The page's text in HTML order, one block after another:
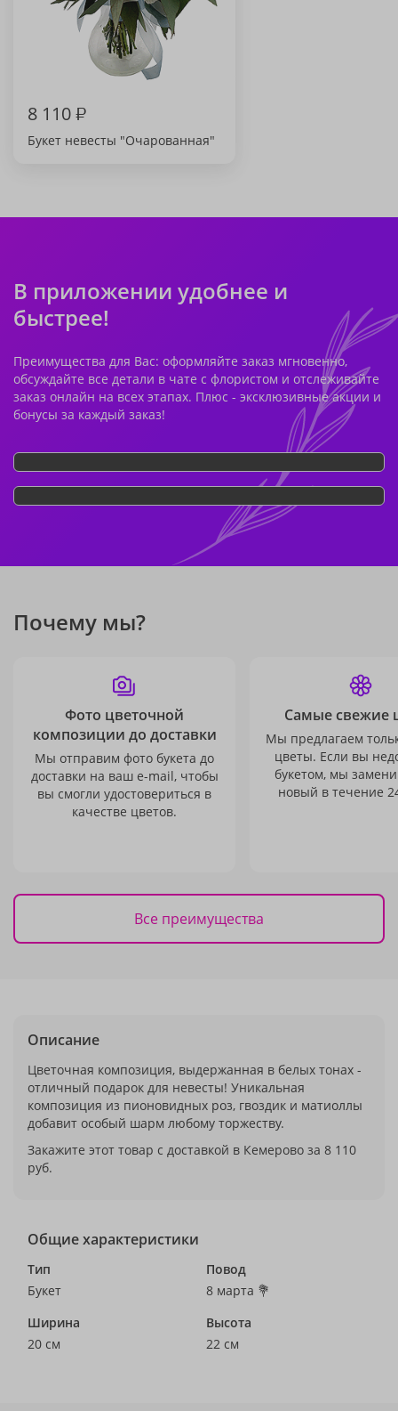
8 110₽
Букет невесты "Очарованная"
В приложении удобнее и
быстрее!
Преимущества для Вас: оформляйте заказ мгновенно,
обсуждайте все детали в чате с флористом и отслеживайте
заказ онлайн на всех этапах. Плюс - эксклюзивные акции и
бонусы за каждый заказ!
Почему мы?
Фото цветочной
композиции до доставки
Мы отправим фото букета до
доставки на ваш e-mail, чтобы
вы смогли удостовериться в
качестве цветов.
Самые свежие
Мы предлагаем
цветы. Если вы
букетом, мы
новый в течение
Все преимущества
Описание
Цветочная композиция, выдержанная в белых тонах -
отличный подарок для невесты! Уникальная
композиция из пионовидных роз, гвоздик и матиоллы
добавит особый шарм любому торжеству.
Закажите этот товар с доставкой в Кемерово за 8 110
руб.
Общие характеристики
Тип
Букет
Повод
8 марта 💐
Ширина
20 см
Высота
22 см